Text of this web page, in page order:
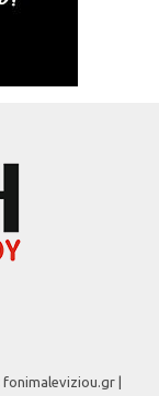
fonimaleviziou.gr |